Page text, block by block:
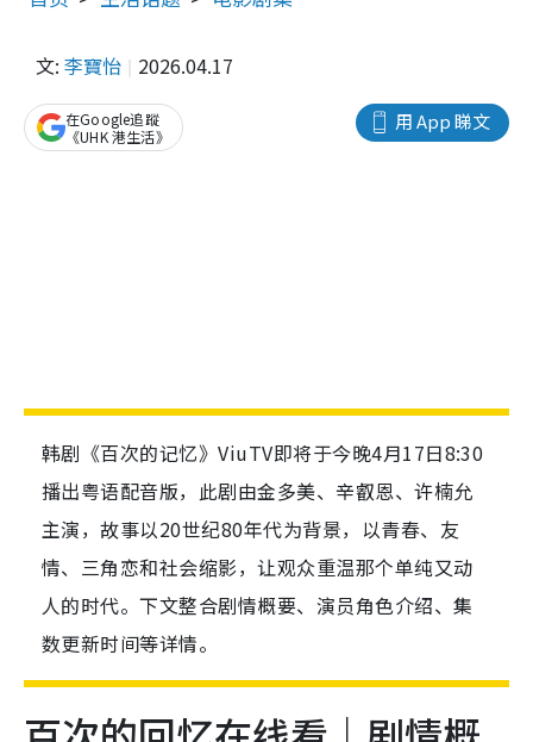
文: 李寶怡 2026.04.17
用 App 睇文
在Google追蹤
《UHK 港生活》
韩剧《百次的记忆》ViuTV即将于今晚4月17日8:30
播出粤语配音版，此剧由金多美、辛叡恩、许楠允
主演，故事以20世纪80年代为背景，以青春、友
情、三角恋和社会缩影，让观众重温那个单纯又动
人的时代。下文整合剧情概要、演员角色介绍、集
数更新时间等详情。